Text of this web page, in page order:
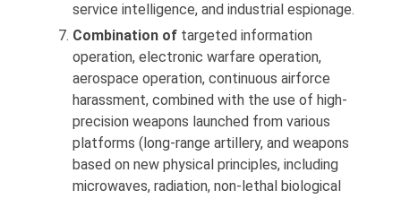
service intelligence, and industrial espionage.
Combination of targeted information
operation, electronic warfare operation,
aerospace operation, continuous airforce
harassment, combined with the use of high-
precision weapons launched from various
platforms (long-range artillery, and weapons
based on new physical principles, including
microwaves, radiation, non-lethal biological